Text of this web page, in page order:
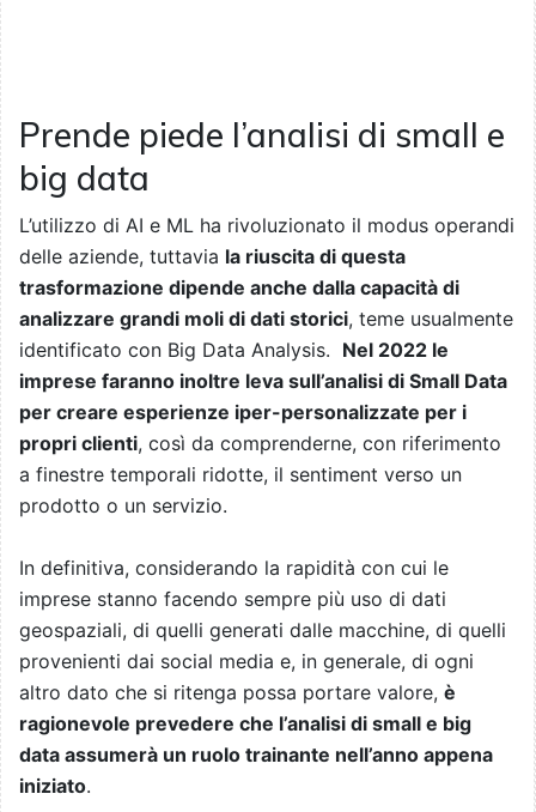
Prende piede l’analisi di small e
big data
L’utilizzo di AI e ML ha rivoluzionato il modus operandi
delle aziende, tuttavia la riuscita di questa
trasformazione dipende anche dalla capacità di
analizzare grandi moli di dati storici, teme usualmente
identificato con Big Data Analysis. Nel 2022 le
imprese faranno inoltre leva sull’analisi di Small Data
per creare esperienze iper-personalizzate per i
propri clienti, così da comprenderne, con riferimento
a finestre temporali ridotte, il sentiment verso un
prodotto o un servizio.
In definitiva, considerando la rapidità con cui le
imprese stanno facendo sempre più uso di dati
geospaziali, di quelli generati dalle macchine, di quelli
provenienti dai social media e, in generale, di ogni
altro dato che si ritenga possa portare valore, è
ragionevole prevedere che l’analisi di small e big
data assumerà un ruolo trainante nell’anno appena
iniziato.